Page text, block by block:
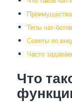
Типы чат-
Советы по
Часто
Что